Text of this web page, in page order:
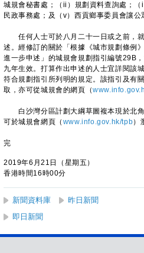
城規會秘書處；（ii）規劃資料查詢處；
民政事務處；及（v）西貢鄉事委員會讓公
任何人士可於八月二十一日或之前，就
述。經修訂的關於「根據《城市規劃條例
進一步申述」的城規會規劃指引編號29B
九年生效。打算作出申述的人士宜詳閱該
符合規劃指引所列明的規定。該指引及有
取，亦可從城規會的網頁（
白沙灣分區計劃大綱草圖複本現於北角
可於城規會網頁（ www.info.gov.hk/tpb）
完
2019年6月21日（星期五）
香港時間16時00分
新聞資料庫 昨日新聞
即日新聞